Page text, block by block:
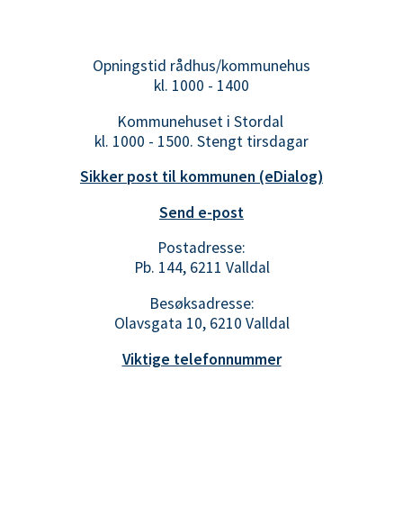
Opningstid rådhus/kommunehus
kl. 1000 - 1400
Kommunehuset i Stordal
kl. 1000 - 1500. Stengt tirsdagar
Sikker post til kommunen (eDialog)
Send e-post
Postadresse:
Pb. 144, 6211 Valldal
Besøksadresse:
Olavsgata 10, 6210 Valldal
Viktige telefonnummer